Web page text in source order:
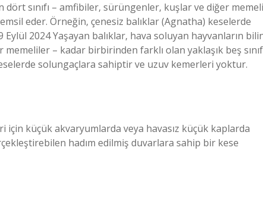
dört sınıfı – amfibiler, sürüngenler, kuşlar ve diğer
eder. Örneğin, çenesiz balıklar (Agnatha) keselerde
2024 Yaşayan balıklar, hava soluyan hayvanların
– kadar birbirinden farklı olan yaklaşık beş
solungaçlara sahiptir ve uzuv kemerleri yoktur.
küçük akvaryumlarda veya havasız küçük kaplarda
hadım edilmiş duvarlara sahip bir kese